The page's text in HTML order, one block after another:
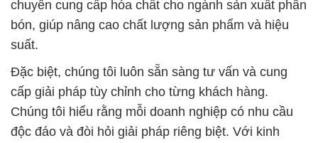
chuyên cung cấp hóa chất cho ngành sản xuất phân
bón, giúp nâng cao chất lượng sản phẩm và hiệu
suất.
Đặc biệt, chúng tôi luôn sẵn sàng tư vấn và cung
cấp giải pháp tùy chỉnh cho từng khách hàng.
Chúng tôi hiểu rằng mỗi doanh nghiệp có nhu cầu
độc đáo và đòi hỏi giải pháp riêng biệt. Với kinh